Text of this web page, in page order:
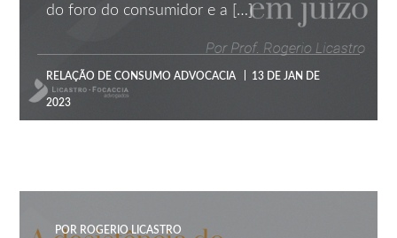
do foro do consumidor e a […]
RELAÇÃO DE CONSUMO ADVOCACIA 13 DE JAN DE
2023
POR ROGERIO LICASTRO